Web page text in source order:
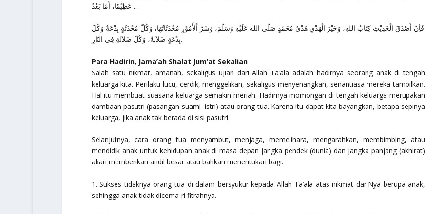
عَظِيْمًا، أَمّا بَعْدُ …
فَأِنّ أَصْدَقَ الْحَدِيْثِ كِتَابُ اللهِ، وَخَيْرَ الْهَدْىِ هَدْىُ مُحَمّدٍ صَلّى الله عَلَيْهِ وَسَلّمَ، وَشَرّ اْلأُمُوْرِ مُحْدَثَاتُهَا، وَكُلّ مُحْدَثَةٍ بِدْعَةٌ وَكُلّ
بِدْعَةٍ ضَلاَلَةً، وَكُلّ ضَلاَلَةِ فِي النّارِ.
Para Hadirin, Jama’ah Shalat Jum’at Sekalian
Salah satu nikmat, amanah, sekaligus ujian dari Allah Ta’ala adalah hadirnya seorang anak di tengah
keluarga kita. Perilaku lucu, cerdik, menggelikan, sekaligus menyenangkan, senantiasa mereka tampilkan.
Hal itu membuat suasana keluarga semakin meriah. Hadirnya momongan di tengah keluarga merupakan
dambaan pasutri (pasangan suami–istri) atau orang tua. Karena itu dapat kita bayangkan, betapa sepinya
keluarga, jika anak tak berada di sisi pasutri.
Selanjutnya, cara orang tua menyambut, menjaga, memelihara, mengarahkan, membimbing, atau
mendidik anak untuk kehidupan anak di masa depan jangka pendek (dunia) dan jangka panjang (akhirat)
akan memberikan andil besar atau bahkan menentukan bagi:
1. Sukses tidaknya orang tua di dalam bersyukur kepada Allah Ta’ala atas nikmat dariNya berupa anak,
sehingga anak tidak dicema-ri fitrahnya.